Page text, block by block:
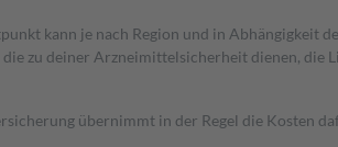
kann je nach Region und in Abhängigkeit
zu deiner Arzneimittelsicherheit dienen, die
übernimmt in der Regel die Kosten